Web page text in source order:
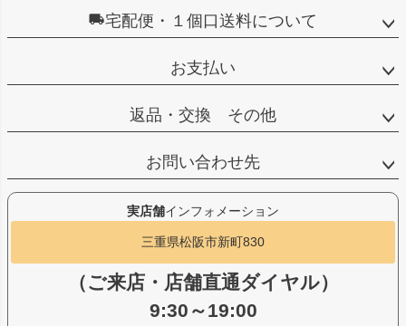
宅配便・１個口送料について
お支払い
返品・交換 その他
お問い合わせ先
実店舗インフォメーション
三重県松阪市新町830
（ご来店・店舗直通ダイヤル）
9:30～19:00